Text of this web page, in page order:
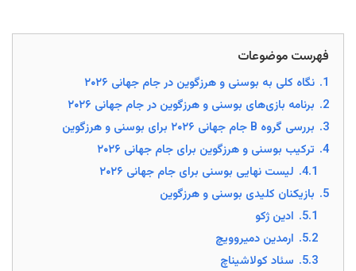
فهرست موضوعات
1. نگاه کلی به بوسنی و هرزگوین در جام جهانی ۲۰۲۶
2. برنامه بازی‌های بوسنی و هرزگوین در جام جهانی ۲۰۲۶
3. بررسی گروه B جام جهانی ۲۰۲۶ برای بوسنی و هرزگوین
4. ترکیب بوسنی و هرزگوین برای جام جهانی ۲۰۲۶
4.1. لیست نهایی بوسنی برای جام جهانی ۲۰۲۶
5. بازیکنان کلیدی بوسنی و هرزگوین
5.1. ادین ژکو
5.2. ارمدین دمیروویچ
5.3. سئاد کولاشیناچ